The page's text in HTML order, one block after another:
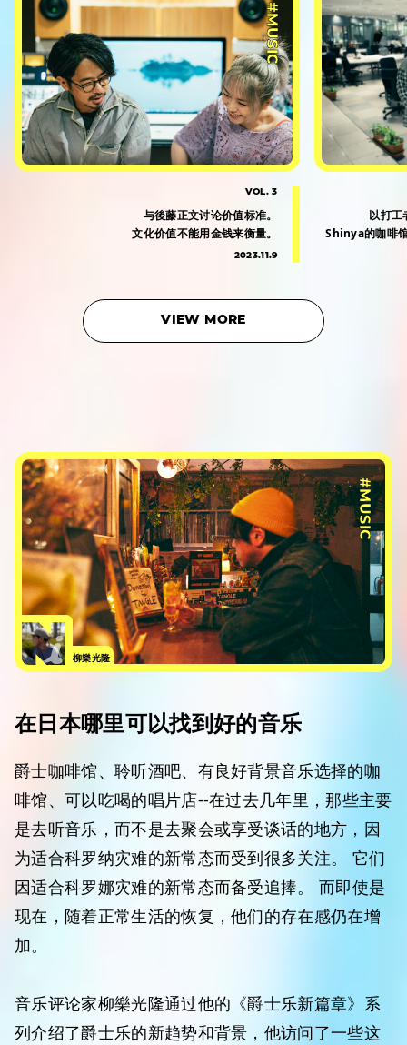
#MUSIC
VOL. 3
与後藤正文讨论价值标准。
文化价值不能用金钱来衡量。
2023.11.9
以打工
Shinya的咖啡
VIEW MORE
#MUSIC
柳樂光隆
在日本哪里可以找到好的音乐
爵士咖啡馆、聆听酒吧、有良好背景音乐选择的咖
啡馆、可以吃喝的唱片店--在过去几年里，那些主要
是去听音乐，而不是去聚会或享受谈话的地方，因
为适合科罗纳灾难的新常态而受到很多关注。 它们
因适合科罗娜灾难的新常态而备受追捧。 而即使是
现在，随着正常生活的恢复，他们的存在感仍在增
加。
音乐评论家柳樂光隆通过他的《爵士乐新篇章》系
列介绍了爵士乐的新趋势和背景，他访问了一些这